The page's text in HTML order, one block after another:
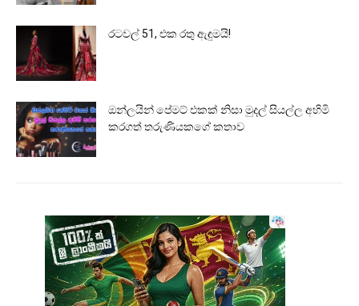
රටවල් 51, එක රතු ඇඳුමයි!
ඔන්ලයින් පේමට් එකක් නිසා මුදල් සියල්ල අහිමි
කරගත් තරුණියකගේ කතාව